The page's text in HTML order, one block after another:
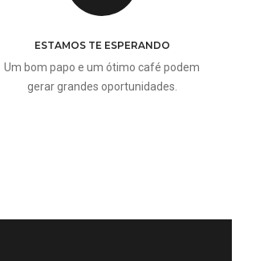
ESTAMOS TE ESPERANDO
Um bom papo e um ótimo café podem
gerar grandes oportunidades.